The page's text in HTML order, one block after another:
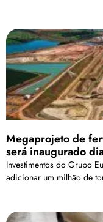
Megaprojeto de
será inaugurado
Investimentos do Grupo
adicionar um milhão de